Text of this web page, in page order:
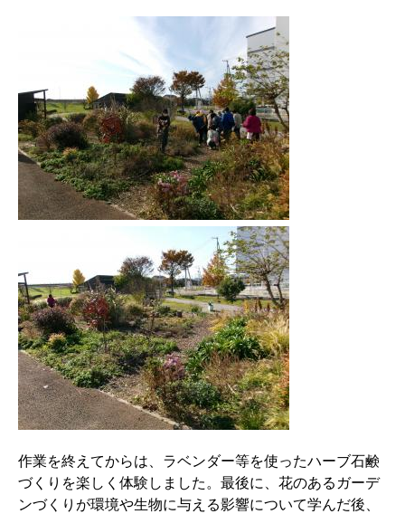
作業を終えてからは、ラベンダー等を使ったハーブ石鹸
づくりを楽しく体験しました。最後に、花のあるガーデ
ンづくりが環境や生物に与える影響について学んだ後、